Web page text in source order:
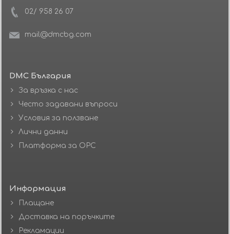
02/ 958 26 07
mail@dmcbg.com
DMC България
За връзка с нас
Често задавани въпроси
Условия за ползване
Лични данни
Платформа за ОРС
Информация
Плащане
Доставка на поръчките
Рекламации